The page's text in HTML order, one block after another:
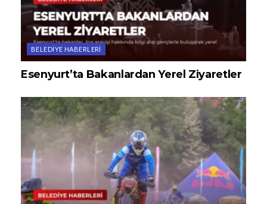
BELEDIYE HABERLERI
Esenyurt’ta Bakanlardan Yerel Ziyaretler